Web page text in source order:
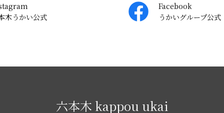
木うかい公式
Facebook
うかいグループ公式
六本木 kappou ukai